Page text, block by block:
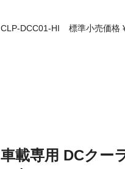
CLP-DCC01-HI 標準小売価格
車載専用 DCクー